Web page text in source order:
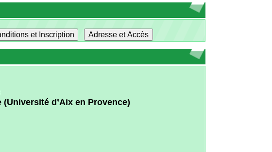
d’Aix en Provence)
élémentaires)
et professionnel)